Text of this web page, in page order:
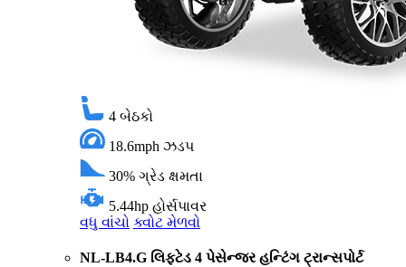
4 બેઠકો
18.6mph ઝડપ
30% ગ્રેડ ક્ષમતા
5.44hp હોર્સપાવર
વધુ વાંચો ક્વોટ મેળવો
NL-LB4.G લિફ્ટેડ 4 પેસેન્જર હન્ટિંગ ટ્રાન્સપોર્ટ